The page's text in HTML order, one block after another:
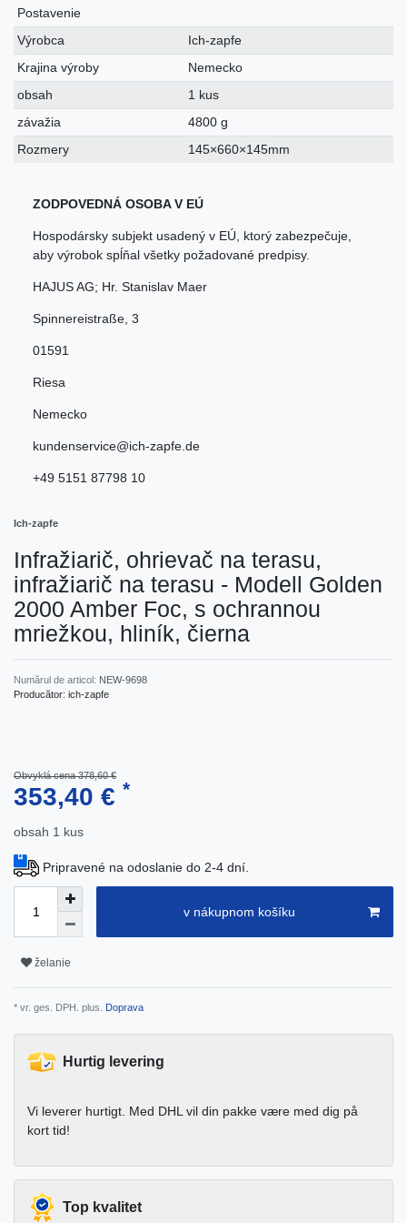
Postavenie
Výrobca
Ich-zapfe
Krajina výroby
Nemecko
obsah
1 kus
závažia
4800 g
Rozmery
145×660×145mm
ZODPOVEDNÁ OSOBA V EÚ
Hospodársky subjekt usadený v EÚ, ktorý zabezpečuje,
aby výrobok spĺňal všetky požadované predpisy.
HAJUS AG; Hr. Stanislav Maer
Spinnereistraße 3
01591
Riesa
Nemecko
kundenservice@ich-zapfe.de
+49 5151 87798 10
Ich-zapfe
Infražiarič, ohrievač na terasu,
infražiarič na terasu - Modell Golden
2000 Amber Foc, s ochrannou
mriežkou, hliník, čierna
Numărul de articol: NEW-9698
Producător: ich-zapfe
Obvyklá cena 378,60 €
353,40 € *
obsah 1 kus
Pripravené na odoslanie do 2-4 dní.
v nákupnom košíku
želanie
* vr. ges. DPH. plus. Doprava
Hurtig levering
Vi leverer hurtigt. Med DHL vil din pakke være med dig på
kort tid!
Top kvalitet